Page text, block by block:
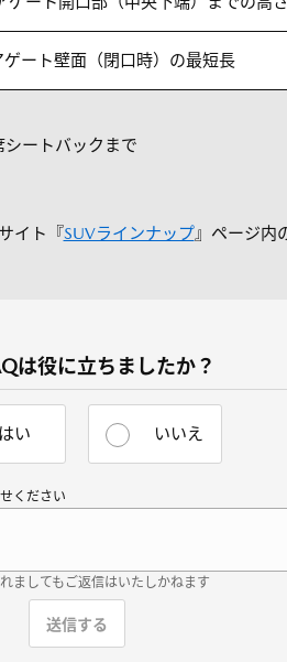
ート壁面（閉口時）の最短長
ートバックまで
イト『SUVラインナップ』ページ内
は役に立ちましたか？
はい いいえ
ください
ましてもご返信はいたしかねます